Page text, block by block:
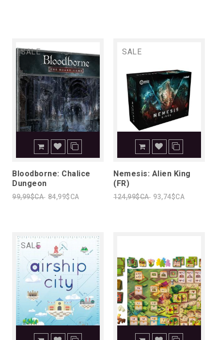
SALE
Bloodborne: Chalice
Dungeon
99,99$CA 84,99$CA
SALE
Nemesis: Alien King
(FR)
124,99$CA 93,74$CA
SALE